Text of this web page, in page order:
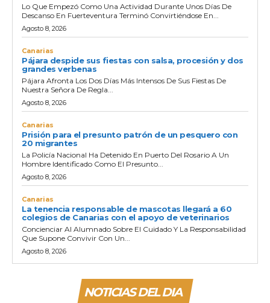
Lo Que Empezó Como Una Actividad Durante Unos Días De
Descanso En Fuerteventura Terminó Convirtiéndose En...
Agosto 8, 2026
Canarias
Pájara despide sus fiestas con salsa, procesión y dos
grandes verbenas
Pájara Afronta Los Dos Días Más Intensos De Sus Fiestas De
Nuestra Señora De Regla...
Agosto 8, 2026
Canarias
Prisión para el presunto patrón de un pesquero con
20 migrantes
La Policía Nacional Ha Detenido En Puerto Del Rosario A Un
Hombre Identificado Como El Presunto...
Agosto 8, 2026
Canarias
La tenencia responsable de mascotas llegará a 60
colegios de Canarias con el apoyo de veterinarios
Concienciar Al Alumnado Sobre El Cuidado Y La Responsabilidad
Que Supone Convivir Con Un...
Agosto 8, 2026
NOTICIAS DEL DIA